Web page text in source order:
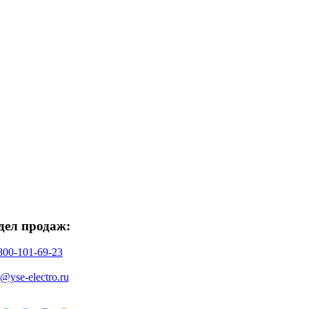
продаж:
101-69-23
electro.ru